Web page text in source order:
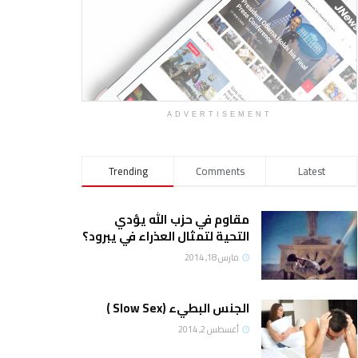
ADVERTISEMENT
Trending Comments Latest
مقاوم في حزب الله يؤدي
التحية لتمثال العذراء في يبرود؟
مارس 18, 2014
الجنس البطيء (Slow Sex )
أغسطس 2, 2014